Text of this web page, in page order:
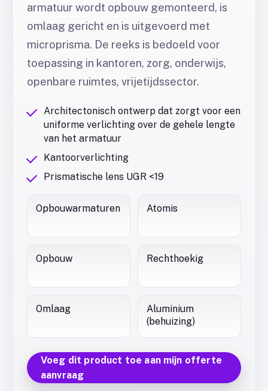
armatuur wordt opbouw gemonteerd, is
omlaag gericht en is uitgevoerd met
microprisma. De reeks is bedoeld voor
toepassing in kantoren, zorg, onderwijs,
openbare ruimtes, vrijetijdssector.
Architectonisch ontwerp dat zorgt voor een
uniforme verlichting over de gehele lengte
van het armatuur
Kantoorverlichting
Prismatische lens UGR <19
Opbouwarmaturen Atomis
Opbouw Rechthoekig
Omlaag
Aluminium
(behuizing)
Voeg dit product toe aan mijn offerte
aanvraag